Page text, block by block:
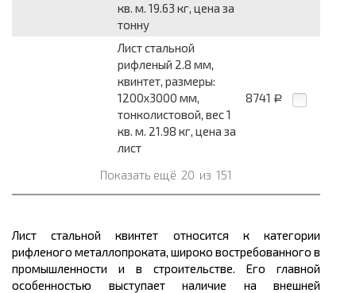
кв. м. 19.63 кг, цена за
тонну
Лист стальной
рифленый 2.8 мм,
квинтет, размеры:
1200x3000 мм,
тонколистовой, вес 1
кв. м. 21.98 кг, цена за
лист
8741 Р
Показать ещё 20 из 151
Лист стальной квинтет относится к категории
рифленого металлопроката, широко востребованного в
промышленности и в строительстве. Его главной
особенностью выступает наличие на внешней